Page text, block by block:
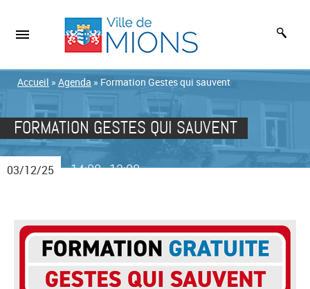
Accueil » Agenda » Formation Gestes qui sauvent
FORMATION GESTES QUI SAUVENT
03/12/25 14:00-12:00